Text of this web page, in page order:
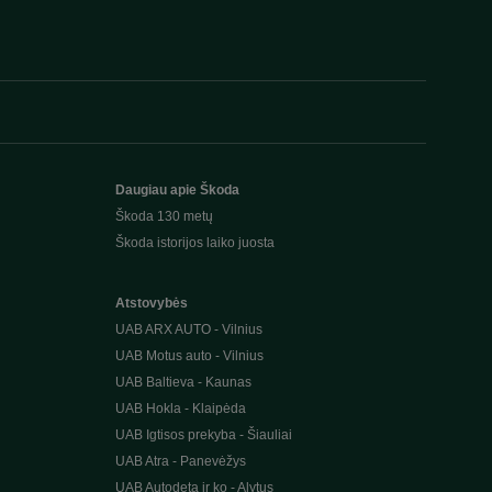
Daugiau apie Škoda
Škoda 130 metų
Škoda istorijos laiko juosta
Atstovybės
UAB ARX AUTO - Vilnius
UAB Motus auto - Vilnius
UAB Baltieva - Kaunas
UAB Hokla - Klaipėda
UAB Igtisos prekyba - Šiauliai
UAB Atra - Panevėžys
UAB Autodeta ir ko - Alytus